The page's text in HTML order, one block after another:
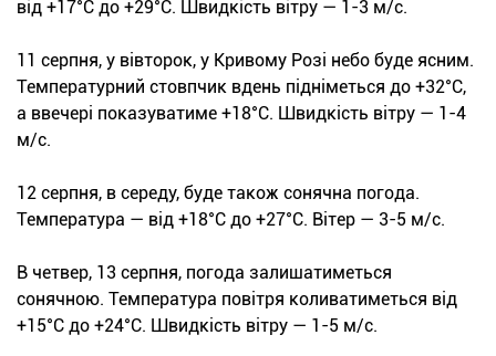
від +17°С до +29°С. Швидкість вітру — 1-3 м/с.
11 серпня, у вівторок, у Кривому Розі небо буде ясним.
Температурний стовпчик вдень підніметься до +32°С,
а ввечері показуватиме +18°С. Швидкість вітру — 1-4
м/с.
12 серпня, в середу, буде також сонячна погода.
Температура — від +18°С до +27°С. Вітер — 3-5 м/с.
В четвер, 13 серпня, погода залишатиметься
сонячною. Температура повітря коливатиметься від
+15°С до +24°С. Швидкість вітру — 1-5 м/с.